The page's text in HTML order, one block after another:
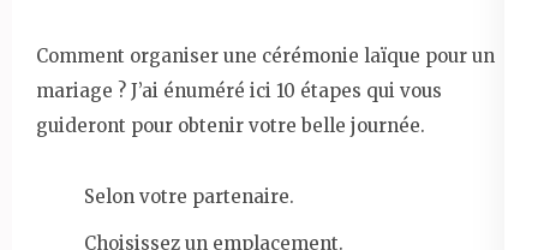
Comment organiser une cérémonie laïque pour un
mariage ? J’ai énuméré ici 10 étapes qui vous
guideront pour obtenir votre belle journée.
Selon votre partenaire.
Choisissez un emplacement.